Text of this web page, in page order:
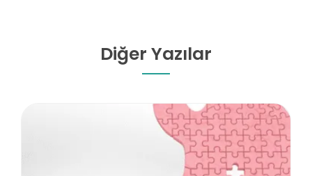
Diğer Yazılar